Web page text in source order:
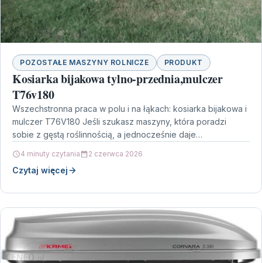
POZOSTAŁE MASZYNY ROLNICZE PRODUKT
Kosiarka bijakowa tylno-przednia,mulczer
T76v180
Wszechstronna praca w polu i na łąkach: kosiarka bijakowa i
mulczer T76V180 Jeśli szukasz maszyny, która poradzi
sobie z gęstą roślinnością, a jednocześnie daje…
4 minuty czytania 2 czerwca 2026
Czytaj więcej